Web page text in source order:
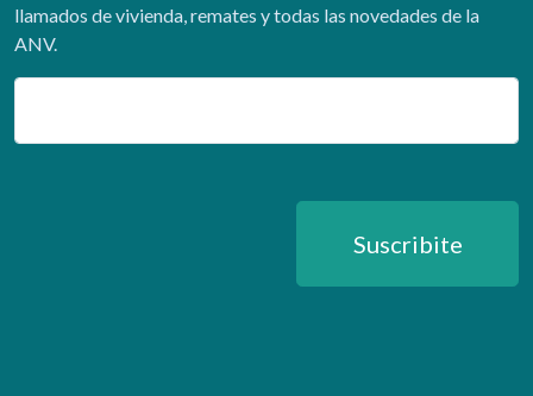
llamados de vivienda, remates y todas las novedades de la
ANV.
Email
Suscribite